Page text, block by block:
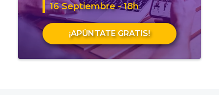
16 Septiembre - 18h
¡APÚNTATE GRATIS!